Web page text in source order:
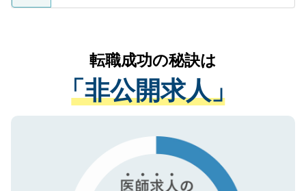
ているすべての個人データはご本人の許可
は、個人情報の取り扱いについての厳密な
管理基準を満たした事業者のみに付与され
る、プライバシーマークを取得済みです。
で、機密保持に関してもご安心ください。
かがいして、現在の医療機関の状況や紹介
経験をまじえながら、適切なアドバイスを
させていただきます。すぐにご転職をされ
ない方には、長期的なサポートが可能です
ので、まずはご登録ください。
転職成功の秘訣は
「非公開求人」